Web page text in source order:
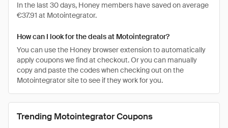
In the last 30 days, Honey members have saved on average
€37.91 at Motointegrator.
How can I look for the deals at Motointegrator?
You can use the Honey browser extension to automatically
apply coupons we find at checkout. Or you can manually
copy and paste the codes when checking out on the
Motointegrator site to see if they work for you.
Trending Motointegrator Coupons